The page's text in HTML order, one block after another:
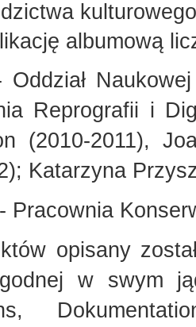
kulturowego
albumową
Oddział
Reprografii i
(2010-2011),
Katarzyna
Pracownia
opisany
w swym